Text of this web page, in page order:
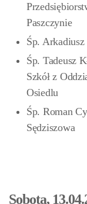
Paszczynie
Śp.
Śp. Tadeusz
Szkół z
Osiedlu
Śp. Roman
Sędziszowa
Sobota,